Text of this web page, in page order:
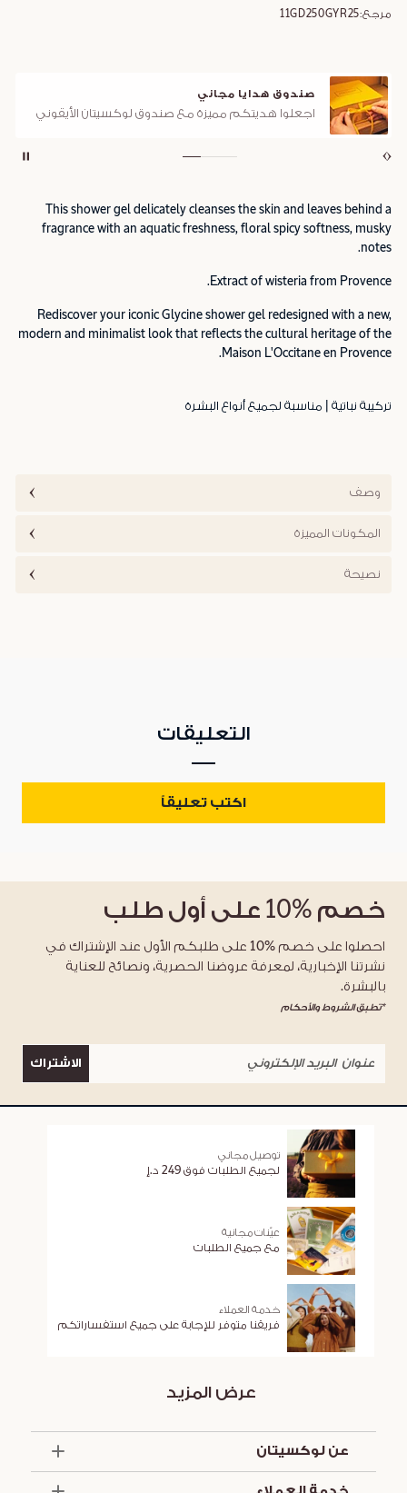
مرجع:11GD250GYR25
صندوق هدايا مجاني
اجعلوا هديتكم مميزة مع صندوق لوكسيتان الأيقوني
This shower gel delicately cleanses the skin and leaves behind a
fragrance with an aquatic freshness, floral spicy softness, musky
notes.
Extract of wisteria from Provence.
Rediscover your iconic Glycine shower gel redesigned with a new,
modern and minimalist look that reflects the cultural heritage of the
Maison L'Occitane en Provence.
تركيبة نباتية | مناسبة لجميع أنواع البشرة
وصف
المكونات المميزة
نصيحة
التعليقات
اكتب تعليقاً
خصم %10 على أول طلب
احصلوا على خصم %10 على طلبكم الأول عند الإشتراك في
نشرتنا الإخبارية، لمعرفة عروضنا الحصرية، ونصائح للعناية
بالبشرة.
*تطبق الشروط والأحكام
الاشتراك
توصيل مجاني
لجميع الطلبات فوق 249 د.إ
عيّنات مجانية
مع جميع الطلبات
خدمة العملاء
فريقنا متوفر للإجابة على جميع استفساراتكم
عرض المزيد
عن لوكسيتان